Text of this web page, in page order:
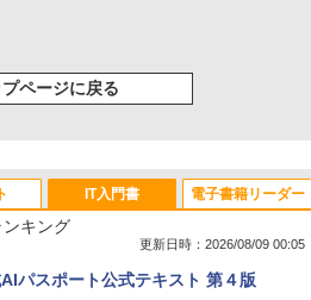
プページに戻る
2026 MacBook Neo A18 Proチッ
ギフトカード - 800 Robux 【限
IT入門書
キング
更新日時：2026/08/09 00:05
パスポート公式テキスト 第４版
電子書籍リーダー